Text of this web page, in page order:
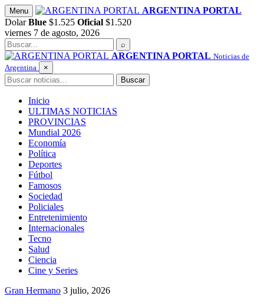
Saltar
al
contenido
Menu
ARGENTINA PORTAL
Dolar Blue $1.525 Oficial $1.520
viernes 7 de agosto, 2026
Buscar
⌕
ARGENTINA PORTAL Noticias de
Argentina
×
Buscar Buscar
Inicio
ULTIMAS NOTICIAS
PROVINCIAS
Mundial 2026
Economía
Política
Deportes
Fútbol
Famosos
Sociedad
Policiales
Entretenimiento
Internacionales
Tecno
Salud
Ciencia
Cine y Series
Gran Hermano 3 julio, 2026